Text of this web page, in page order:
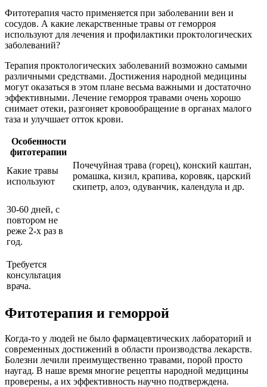
Фитотерапия часто применяется при заболевании вен и
сосудов. А какие лекарственные травы от геморроя
используют для лечения и профилактики проктологических
заболеваний?
Терапия проктологических заболеваний возможно самыми
различными средствами. Достижения народной медицины
могут оказаться в этом плане весьма важными и достаточно
эффективными. Лечение геморроя травами очень хорошо
снимает отеки, разгоняет кровообращение в органах малого
таза и улучшает отток крови.
Особенности
фитотерапии
Какие травы
используют
Почечуйная трава (горец), конский каштан,
ромашка, кизил, крапива, коровяк, царский
скипетр, алоэ, одуванчик, календула и др.
30-60 дней, с
повтором не
реже 2-х раз в
год.
Требуется
консультация
врача.
Фитотерапия и геморрой
Когда-то у людей не было фармацевтических лабораторий и
современных достижений в области производства лекарств.
Болезни лечили преимущественно травами, порой просто
наугад. В наше время многие рецепты народной медицины
проверены, а их эффективность научно подтверждена.